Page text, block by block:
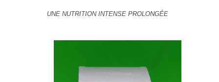
UNE NUTRITION INTENSE PROLONGÉE